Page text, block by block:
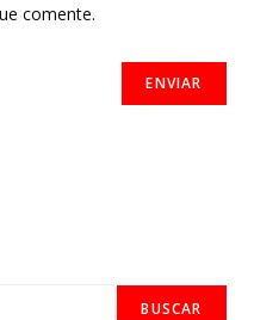
comente.
BUSCAR